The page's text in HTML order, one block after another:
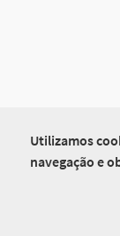
Utilizamos
navegação e